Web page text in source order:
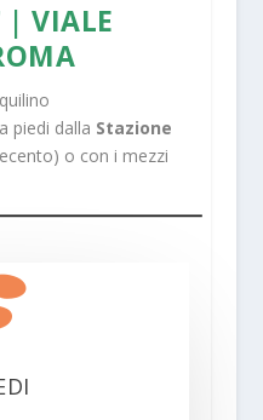
| VIALE
piedi dalla Stazione
o con i mezzi